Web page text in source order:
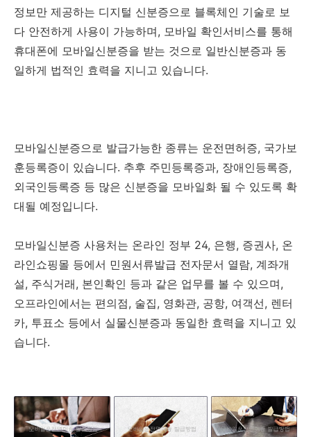
정보만 제공하는 디지털 신분증으로 블록체인 기술로 보
다 안전하게 사용이 가능하며, 모바일 확인서비스를 통해
휴대폰에 모바일신분증을 받는 것으로 일반신분증과 동
일하게 법적인 효력을 지니고 있습니다.
모바일신분증으로 발급가능한 종류는 운전면허증, 국가보
훈등록증이 있습니다. 추후 주민등록증과, 장애인등록증,
외국인등록증 등 많은 신분증을 모바일화 될 수 있도록 확
대될 예정입니다.
모바일신분증 사용처는 온라인 정부 24, 은행, 증권사, 온
라인쇼핑몰 등에서 민원서류발급 전자문서 열람, 계좌개
설, 주식거래, 본인확인 등과 같은 업무를 볼 수 있으며,
오프라인에서는 편의점, 술집, 영화관, 공항, 여객선, 렌터
카, 투표소 등에서 실물신분증과 동일한 효력을 지니고 있
습니다.